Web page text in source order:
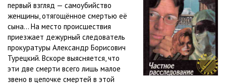
первый взгляд — самоубийство
женщины, отягощённое смертью её
сына… На место происшествия
приезжает дежурный следователь
прокуратуры Александр Борисович
Турецкий. Вскоре выясняется, что
эти две смерти всего лишь малое
звено в цепочке смертей в этой